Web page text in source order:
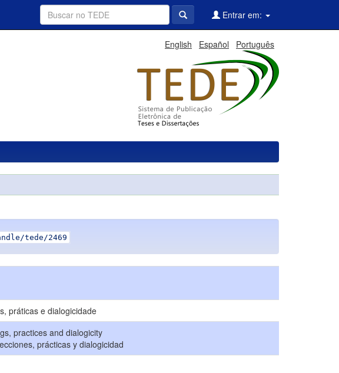
Entrar em:
English Español Português
tede/2469
práticas e dialogicidade
practices and dialogicity
prácticas y dialogicidad